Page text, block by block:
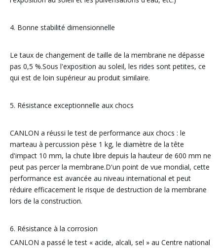
4. Bonne stabilité dimensionnelle
Le taux de changement de taille de la membrane ne dépasse
pas 0,5 %.Sous l'exposition au soleil, les rides sont petites, ce
qui est de loin supérieur au produit similaire.
5. Résistance exceptionnelle aux chocs
CANLON a réussi le test de performance aux chocs : le
marteau à percussion pèse 1 kg, le diamètre de la tête
d'impact 10 mm, la chute libre depuis la hauteur de 600 mm ne
peut pas percer la membrane.D'un point de vue mondial, cette
performance est avancée au niveau international et peut
réduire efficacement le risque de destruction de la membrane
lors de la construction.
6. Résistance à la corrosion
CANLON a passé le test « acide, alcali, sel » au Centre national